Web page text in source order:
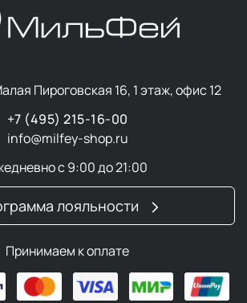
Пироговская 16, 1 этаж, офис 12
+7 (495) 215-16-00
info@milfey-shop.ru
с 9:00 до 21:00
лояльности
Принимаем к оплате